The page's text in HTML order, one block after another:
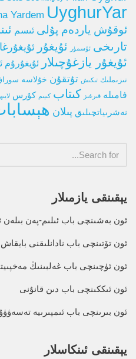
Yardem UyghurYar
ئوقۇش ياردەم پۇلى ئىسم
تارىخى ئۆسمۈر ئۇيغۇر
ئۇيغۇر يازغۇچىلار ئۇيغۇرۇم
تىزىملىك تىكىش تۇتقۇن خۇلاسە
فامىلە قىرغىز كىتاب كىيىم كۇرس
نەشرىياتچىلىق پىلان
يېقىنقى يازمىلار
ئون بەشىنچى باب ئىلىم-پەن بىلەن
ئون تۆتىنچى باب نادانلىقنى بايقاش
ئون ئۈچىنچى باب غەلبىنىڭ
ئون ئىككىنچى باب دىن قانۇنى
ئون بىرىنچى باب ئىمپىرىيە
يېقىنقى ئىنكاسلار